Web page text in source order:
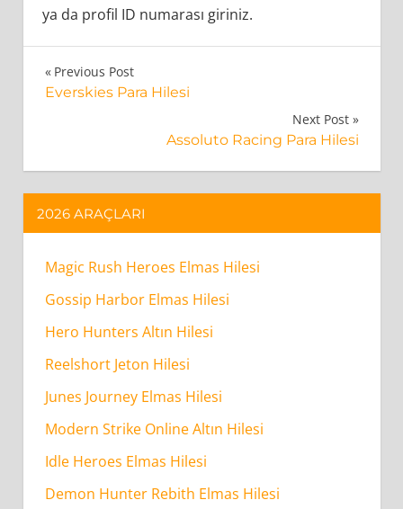
ya da profil ID numarası giriniz.
Apex
Racing
Nasıl
Çalışır?
Racing
Para
Apex
Racing
Hilesi
Ne
Yazı
Previous Post
Everskies Para Hilesi
Next Post
Assoluto Racing Para Hilesi
2026 ARAÇLARI
Magic Rush Heroes Elmas Hilesi
Gossip Harbor Elmas Hilesi
Hero Hunters Altın Hilesi
Reelshort Jeton Hilesi
Junes Journey Elmas Hilesi
Modern Strike Online Altın Hilesi
Idle Heroes Elmas Hilesi
Demon Hunter Rebith Elmas Hilesi